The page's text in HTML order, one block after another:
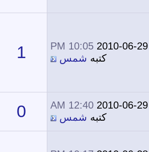
2010-06-29
10:05 PM
كتبه شمس 1
2010-06-29
12:40 AM
كتبه شمس 0